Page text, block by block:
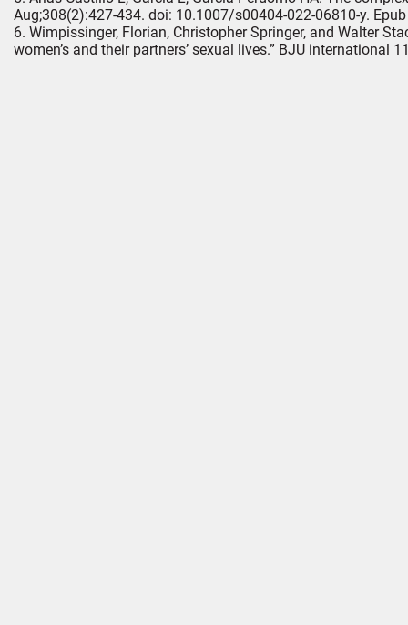
Aug;308(2):427-434. doi: 10.1007/s00404-022-06810-y.
Wimpissinger, Florian, Christopher Springer, and Walter
women’s and their partners’ sexual lives.” BJU international